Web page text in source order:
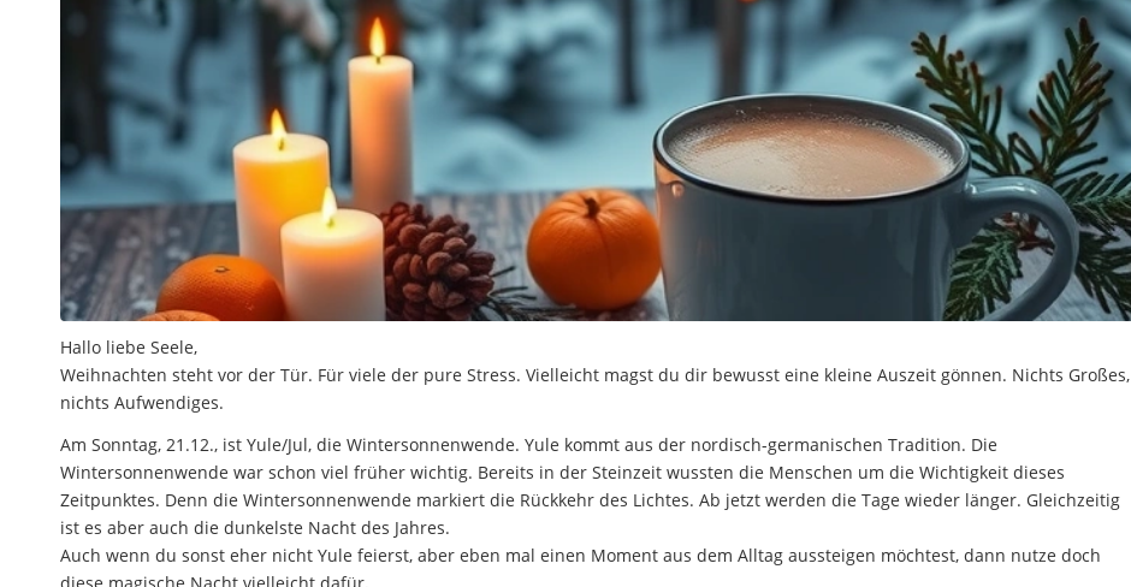
Hallo liebe Seele,
Weihnachten steht vor der Tür. Für viele der pure Stress. Vielleicht magst du dir bewusst eine kleine Auszeit gönnen. Nichts Großes,
nichts Aufwendiges.
Am Sonntag, 21.12., ist Yule/Jul, die Wintersonnenwende. Yule kommt aus der nordisch-germanischen Tradition. Die
Wintersonnenwende war schon viel früher wichtig. Bereits in der Steinzeit wussten die Menschen um die Wichtigkeit dieses
Zeitpunktes. Denn die Wintersonnenwende markiert die Rückkehr des Lichtes. Ab jetzt werden die Tage wieder länger. Gleichzeitig
ist es aber auch die dunkelste Nacht des Jahres.
Auch wenn du sonst eher nicht Yule feierst, aber eben mal einen Moment aus dem Alltag aussteigen möchtest, dann nutze doch